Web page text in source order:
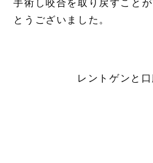
手術し咬合を取り戻すこと
とうございました。
レントゲンと